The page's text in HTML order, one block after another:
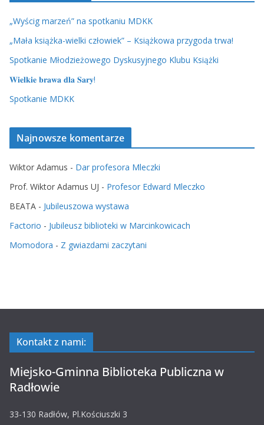
„Wyścig marzeń” na spotkaniu MDKK
„Mała książka-wielki człowiek” – Książkowa przygoda trwa!
Spotkanie Młodzieżowego Dyskusyjnego Klubu Książki
𝐖𝐢𝐞𝐥𝐤𝐢𝐞 𝐛𝐫𝐚𝐰𝐚 𝐝𝐥𝐚 𝐒𝐚𝐫𝐲!
Spotkanie MDKK
Najnowsze komentarze
Wiktor Adamus - Dar profesora Mleczki
Prof. Wiktor Adamus UJ - Profesor Edward Mleczko
BEATA - Jubileuszowa wystawa
Factorio - Jubileusz biblioteki w Marcinkowicach
Momodora - Z gwiazdami zaczytani
Kontakt z nami:
Miejsko-Gminna Biblioteka Publiczna w
Radłowie
33-130 Radłów, Pl.Kościuszki 3